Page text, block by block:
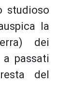
studioso
la
dei
passati
del